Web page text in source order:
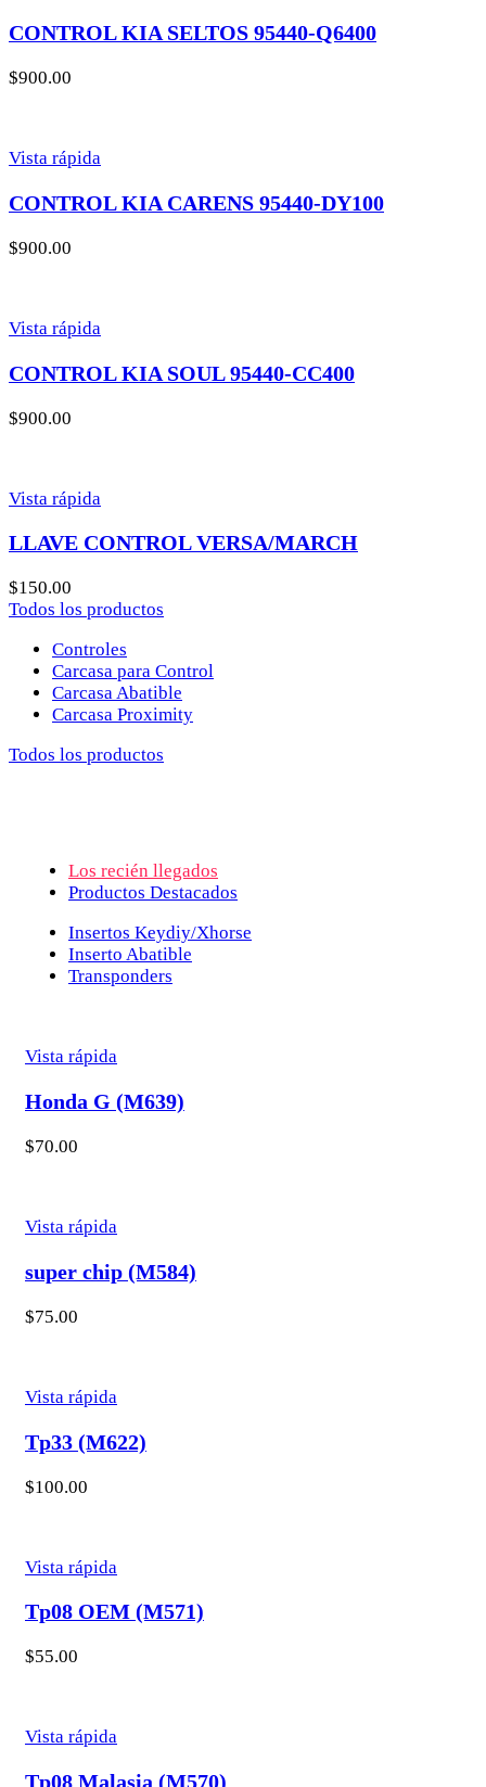
CONTROL KIA SELTOS 95440-Q6400
$900.00
Vista rápida
CONTROL KIA CARENS 95440-DY100
$900.00
Vista rápida
CONTROL KIA SOUL 95440-CC400
$900.00
Vista rápida
LLAVE CONTROL VERSA/MARCH
$150.00
Todos los productos
Controles
Carcasa para Control
Carcasa Abatible
Carcasa Proximity
Todos los productos
Los recién llegados
Productos Destacados
Insertos Keydiy/Xhorse
Inserto Abatible
Transponders
Vista rápida
Honda G (M639)
$70.00
Vista rápida
super chip (M584)
$75.00
Vista rápida
Tp33 (M622)
$100.00
Vista rápida
Tp08 OEM (M571)
$55.00
Vista rápida
Tp08 Malasia (M570)